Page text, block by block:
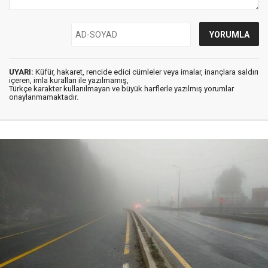
UYARI: Küfür, hakaret, rencide edici cümleler veya imalar, inançlara saldırı
içeren, imla kuralları ile yazılmamış,
Türkçe karakter kullanılmayan ve büyük harflerle yazılmış yorumlar
onaylanmamaktadır.